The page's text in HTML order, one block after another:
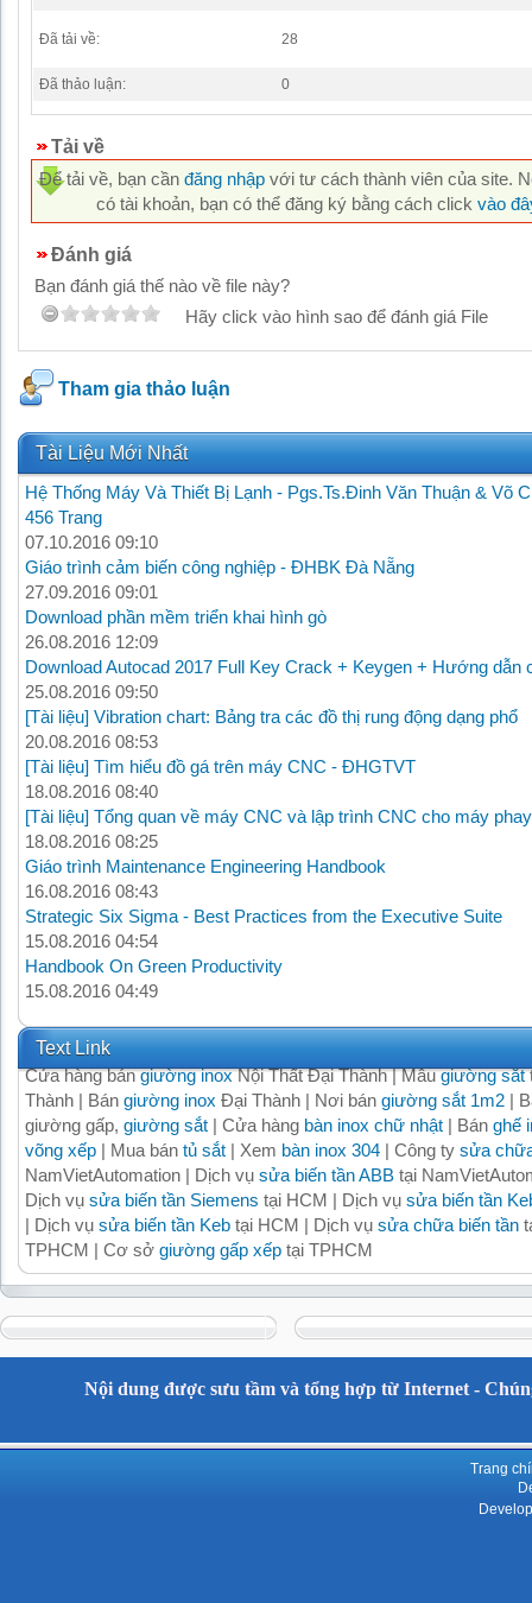
Đã tải về: 28
Đã thảo luận: 0
Tải về
Để tải về, bạn cần đăng nhập với tư cách thành viên của site.
có tài khoản, bạn có thể đăng ký bằng cách click vào
Đánh giá
Bạn đánh giá thế nào về file này?
Hãy click vào hình sao để đánh giá File
Tham gia thảo luận
Tài Liệu Mới Nhất
Hệ Thống Máy Và Thiết Bị Lạnh - Pgs.Ts.Đinh Văn Thuận & Võ
456 Trang
07.10.2016 09:10
Giáo trình cảm biến công nghiệp - ĐHBK Đà Nẵng
27.09.2016 09:01
Download phần mềm triển khai hình gò
26.08.2016 12:09
Download Autocad 2017 Full Key Crack + Keygen + Hướng dẫn
25.08.2016 09:50
[Tài liệu] Vibration chart: Bảng tra các đồ thị rung động dạng phổ
20.08.2016 08:53
[Tài liệu] Tìm hiểu đồ gá trên máy CNC - ĐHGTVT
18.08.2016 08:40
[Tài liệu] Tổng quan về máy CNC và lập trình CNC cho máy
18.08.2016 08:25
Giáo trình Maintenance Engineering Handbook
16.08.2016 08:43
Strategic Six Sigma - Best Practices from the Executive Suite
15.08.2016 04:54
Handbook On Green Productivity
15.08.2016 04:49
Text Link
Cửa hàng bángiường inoxNội Thất Đại Thành | Mẫugiường sắt
Thành | Bán giường inox Đại Thành | Nơi bán giường sắt 1m2 |
giường gấp, giường sắt | Cửa hàng bàn inox chữ nhật | Bán ghế
võng xếp | Mua bán tủ sắt | Xem bàn inox 304 | Công ty sửa
NamVietAutomation | Dịch vụ sửa biến tần ABB tại
Dịch vụ sửa biến tần Siemens tại HCM | Dịch vụ sửa biến tần
| Dịch vụ sửa biến tần Keb tại HCM | Dịch vụ sửa chữa biến tần
TPHCM | Cơ sở giường gấp xếp tại TPHCM
Nội dung được sưu tầm và tổng hợp từ Internet -
Trang